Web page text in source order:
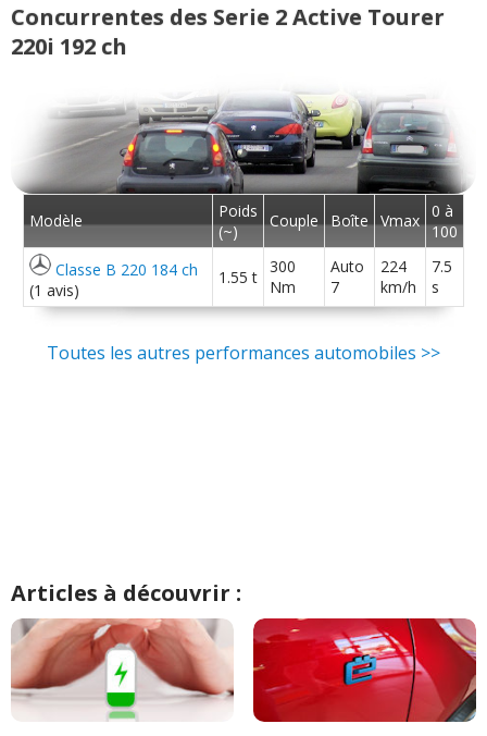
Concurrentes des Serie 2 Active Tourer
220i 192 ch
Modèle
Poids
(~)
Couple Boîte Vmax 0 à
100
Classe B 220 184 ch
(1 avis)
1.55 t
300
Nm
Auto
7
224
km/h
7.5
s
Toutes les autres performances automobiles >>
Articles à découvrir :